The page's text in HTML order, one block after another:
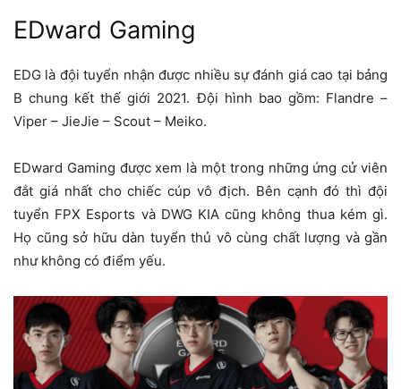
EDward Gaming
EDG là đội tuyển nhận được nhiều sự đánh giá cao tại bảng
B chung kết thế giới 2021. Đội hình bao gồm: Flandre –
Viper – JieJie – Scout – Meiko.
EDward Gaming được xem là một trong những ứng cử viên
đắt giá nhất cho chiếc cúp vô địch. Bên cạnh đó thì đội
tuyển FPX Esports và DWG KIA cũng không thua kém gì.
Họ cũng sở hữu dàn tuyển thủ vô cùng chất lượng và gần
như không có điểm yếu.